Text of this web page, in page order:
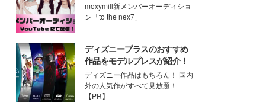
moxymill新メンバーオーディショ
ン「to the nex7」
ディズニープラスのおすすめ
作品をモデルプレスが紹介！
ディズニー作品はもちろん！ 国内
外の人気作がすべて見放題！
【PR】